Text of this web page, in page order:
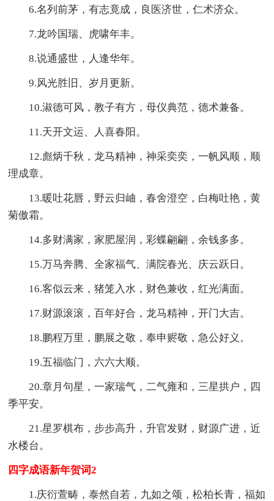
6.名列前茅，有志竟成，良医济世，仁术济众。
7.龙吟国瑞、虎啸年丰。
8.说通盛世，人逢华年。
9.风光胜旧、岁月更新。
10.淑德可风，教子有方，母仪典范，德术兼备。
11.天开文运、人喜春阳。
12.彪炳千秋，龙马精神，神采奕奕，一帆风顺，顺
理成章。
13.暖吐花唇，野云归岫，春舍澄空，白梅吐艳，黄
菊傲霜。
14.多财满家，家肥屋润，彩蝶翩翩，余钱多多。
15.万马奔腾、全家福气、满院春光、庆云跃日。
16.客似云来，猪笼入水，财色兼收，红光满面。
17.财源滚滚，百年好合，龙马精神，开门大吉。
18.鹏程万里，鹏展之敬，奉申赆敬，急公好义。
19.五福临门，六六大顺。
20.章月句星，一家瑞气，二气雍和，三星拱户，四
季平安。
21.星罗棋布，步步高升，升官发财，财源广进，近
水楼台。
四字成语新年贺词2
1.庆衍萱畴，泰然自若，九如之颂，松柏长青，福如